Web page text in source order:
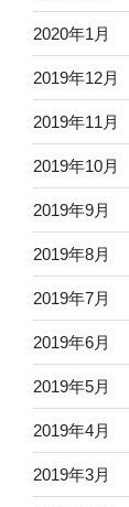
2020年1月
2019年12月
2019年11月
2019年10月
2019年9月
2019年8月
2019年7月
2019年6月
2019年5月
2019年4月
2019年3月